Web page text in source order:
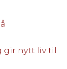
nytt liv til